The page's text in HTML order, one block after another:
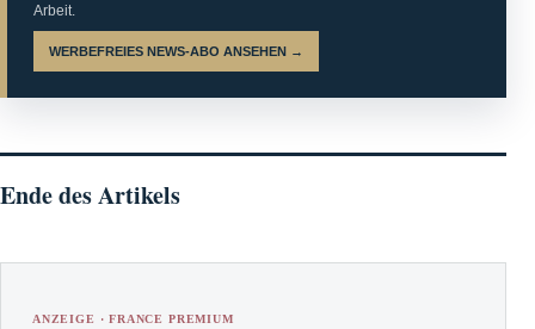
Arbeit.
WERBEFREIES NEWS-ABO ANSEHEN →
Ende des Artikels
ANZEIGE · FRANCE PREMIUM